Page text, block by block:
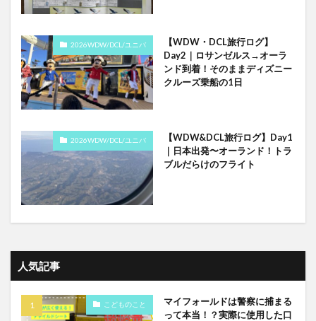
2026WDW/DCL/ユニバ
【WDW・DCL旅行ログ】
Day2｜ロサンゼルス→オーラ
ンド到着！そのままディズニー
クルーズ乗船の1日
2026WDW/DCL/ユニバ
【WDW&DCL旅行ログ】Day1
｜日本出発〜オーランド！トラ
ブルだらけのフライト
人気記事
こどものこと
マイフォールドは警察に捕まる
って本当！？実際に使用した口